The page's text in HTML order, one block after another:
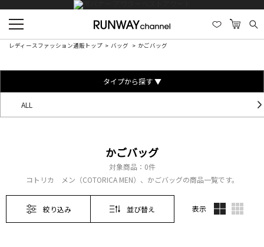
レディースファッション通販トップ バッグ かごバッグ
タイプから探す ▼
ALL
かごバッグ
対象商品： 0件
コトリカ メン（COTORICA MEN）、かごバッグの商品一覧です。
絞り込み 並び替え 表示